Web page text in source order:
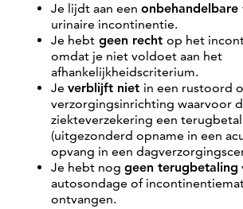
Je lijdt aan een onbehandelbare
urinaire incontinentie.
Je hebt geen recht op het
omdat je niet voldoet aan het
afhankelijkheidscriterium.
Je verblijft niet in een rustoord
verzorgingsinrichting waarvoor
ziekteverzekering een
(uitgezonderd opname in een
opvang in een
Je hebt nog geen terugbetaling
autosondage of
ontvangen.